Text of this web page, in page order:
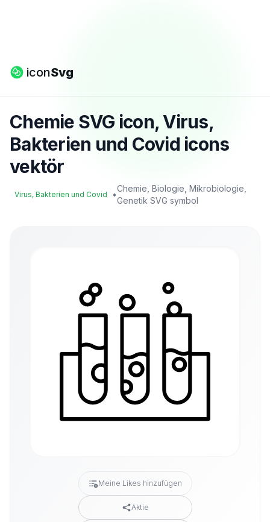
iconSvg
Chemie SVG icon, Virus,
Bakterien und Covid icons
vektör
Virus, Bakterien und Covid •
Chemie, Biologie, Mikrobiologie,
Genetik SVG symbol
Meine Likes hinzufügen
Aktie